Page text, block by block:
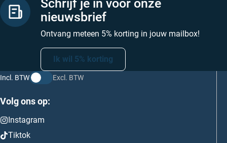
Schrijf je in voor onze
nieuwsbrief
Ontvang meteen 5% korting in jouw mailbox!
Ik wil 5% korting
Incl. BTW Excl. BTW
Volg ons op:
Instagram
Tiktok